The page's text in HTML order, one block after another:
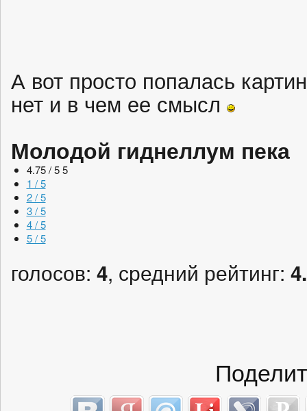
А вот просто попалась
нет и в чем ее смысл
Молодой гиднеллум пека
4.75 / 5 5
1 / 5
2 / 5
3 / 5
4 / 5
5 / 5
голосов: 4, средний рейтинг: